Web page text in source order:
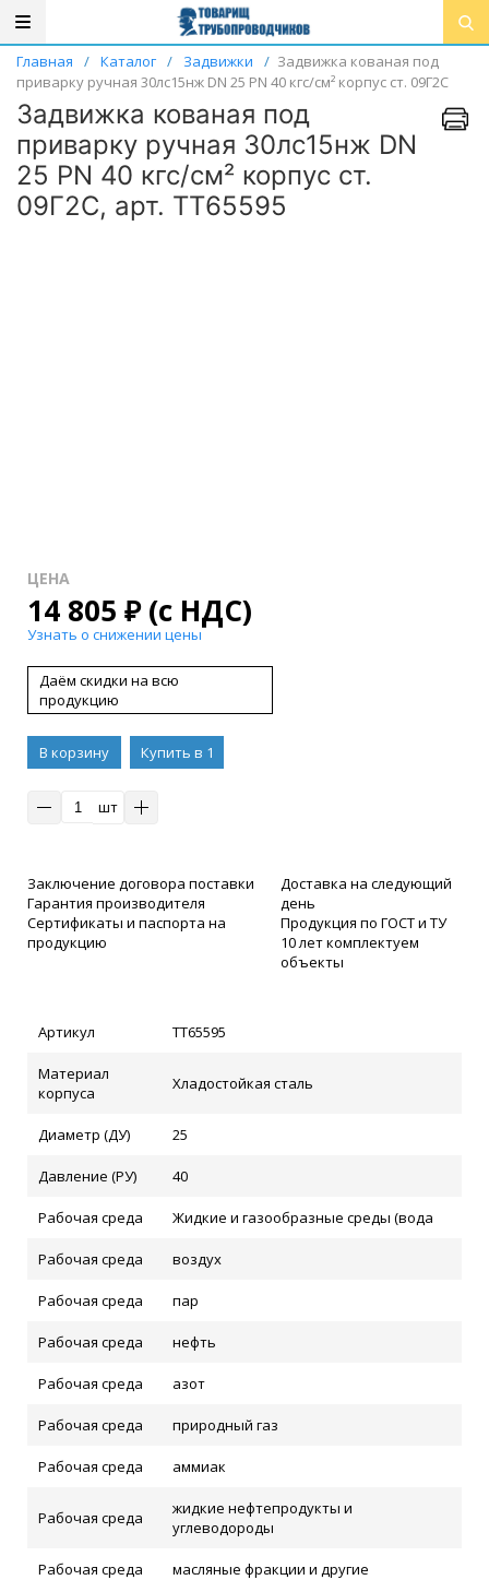
Главная / Каталог / Задвижки / Задвижка кованая под
приварку ручная 30лс15нж DN 25 PN 40 кгс/см² корпус ст. 09Г2С
Задвижка кованая под
приварку ручная 30лс15нж DN
25 PN 40 кгс/см² корпус ст.
09Г2С, арт. ТТ65595
ЦЕНА
14 805 ₽(с НДС)
Узнать о снижении цены
Даём скидки на всю
продукцию
В корзину
Купить в 1
шт
Заключение договора поставки
Гарантия производителя
Сертификаты и паспорта на
продукцию
Доставка на следующий
день
Продукция по ГОСТ и ТУ
10 лет комплектуем
объекты
Артикул ТТ65595
Материал
корпуса
Хладостойкая сталь
Диаметр (ДУ) 25
Давление (РУ) 40
Рабочая среда Жидкие и газообразные среды (вода
Рабочая среда воздух
Рабочая среда пар
Рабочая среда нефть
Рабочая среда азот
Рабочая среда природный газ
Рабочая среда аммиак
Рабочая среда
жидкие нефтепродукты и
углеводороды
Рабочая среда масляные фракции и другие